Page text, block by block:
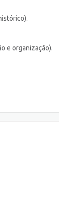
e organização).